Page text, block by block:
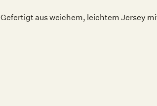
aus weichem, leichtem Jersey